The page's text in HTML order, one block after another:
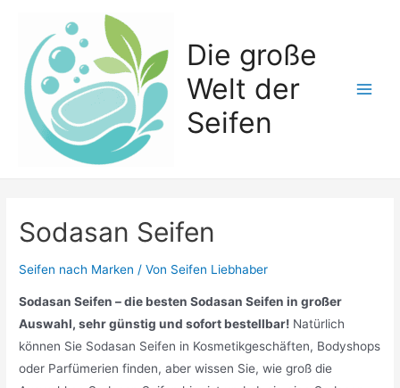
springen
Die große
Welt der
Seifen
Sodasan Seifen
Seifen nach Marken / Von Seifen Liebhaber
Sodasan Seifen – die besten Sodasan Seifen in großer
Auswahl, sehr günstig und sofort bestellbar! Natürlich
können Sie Sodasan Seifen in Kosmetikgeschäften, Bodyshops
oder Parfümerien finden, aber wissen Sie, wie groß die